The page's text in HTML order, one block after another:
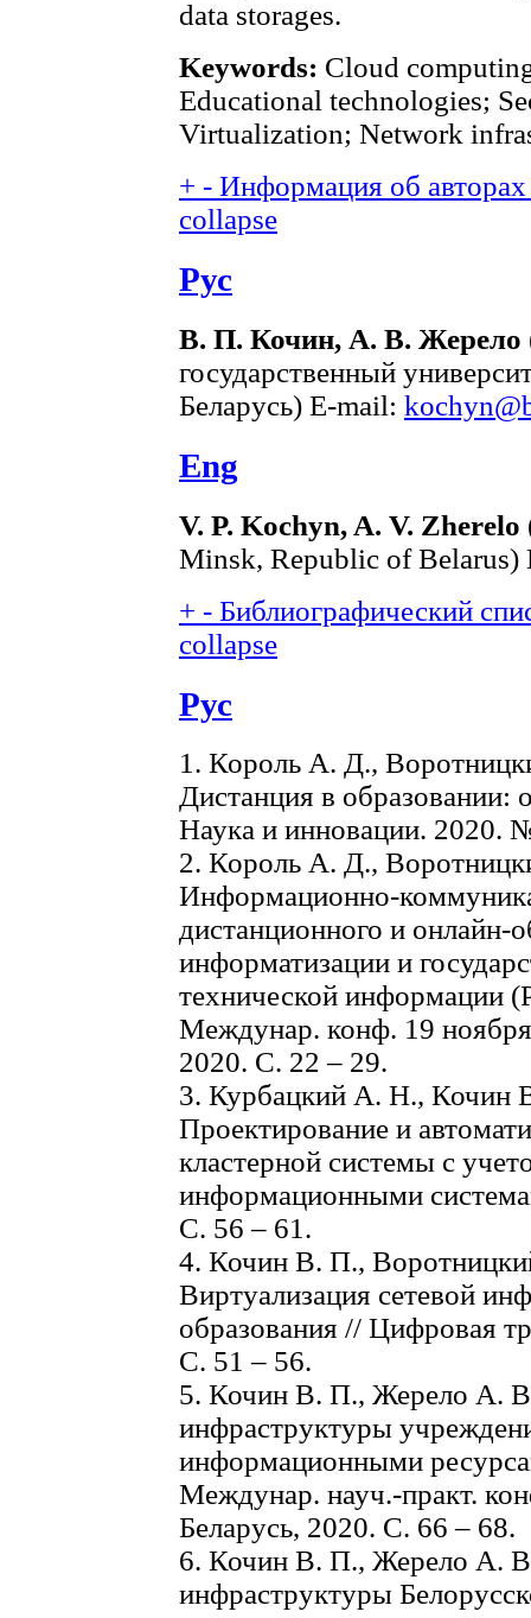
data storages.
Keywords: Cloud
Educational technologies;
Virtualization; Network
+ - Информация об
collapse
Рус
В. П. Кочин, А. В. Жерело
государственный
Беларусь) E-mail:
Eng
V. P. Kochyn, A. V. Zherelo
Minsk, Republic of
+ - Библиографический
collapse
Рус
1. Король А. Д.,
Дистанция в образовании:
Наука и инновации. 2020.
2. Король А. Д.,
Информационно-
дистанционного и онлайн-
информатизации и
технической
Междунар. конф. 19
2020. С. 22 – 29.
3. Курбацкий А. Н., Кочин
Проектирование и
кластерной системы с
информационными
С. 56 – 61.
4. Кочин В. П.,
Виртуализация сетевой
образования // Цифровая
С. 51 – 56.
5. Кочин В. П., Жерело А.
инфраструктуры
информационными
Междунар. науч.-практ.
Беларусь, 2020. С. 66 – 68.
6. Кочин В. П., Жерело А.
инфраструктуры